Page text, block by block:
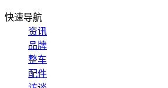
快速导航
资讯
品牌
整车
配件